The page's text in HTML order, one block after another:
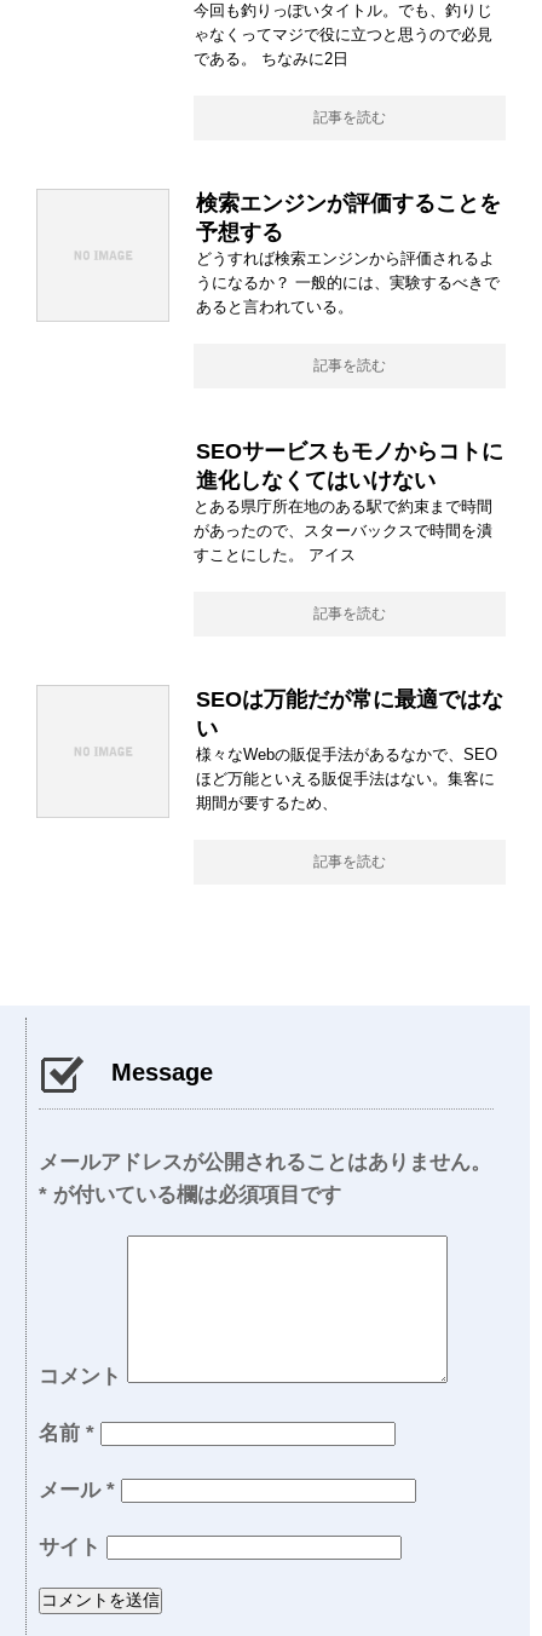
今回も釣りっぽいタイトル。でも、釣りじ
ゃなくってマジで役に立つと思うので必見
である。 ちなみに2日
記事を読む
検索エンジンが評価することを
予想する
どうすれば検索エンジンから評価されるよ
うになるか？ 一般的には、実験するべきで
あると言われている。
記事を読む
SEOサービスもモノからコトに
進化しなくてはいけない
とある県庁所在地のある駅で約束まで時間
があったので、スターバックスで時間を潰
すことにした。 アイス
記事を読む
SEOは万能だが常に最適ではな
い
様々なWebの販促手法があるなかで、SEO
ほど万能といえる販促手法はない。集客に
期間が要するため、
記事を読む
Message
メールアドレスが公開されることはありません。
* が付いている欄は必須項目です
コメント
名前 *
メール *
サイト